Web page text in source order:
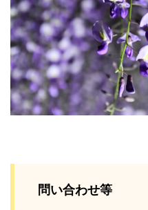
問い合わせ等